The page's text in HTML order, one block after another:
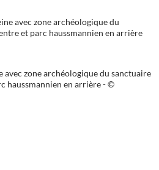
avec zone archéologique du sanctuaire
haussmannien en arrière - ©